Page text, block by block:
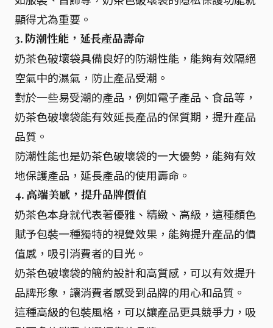
顯得尤為重要。
3. 防潮性能，延長產品壽命
奶茶色破壞袋具備良好的防潮性能，能夠有效隔絕
空氣中的濕氣，防止產品受潮。
對於一些易受潮的產品，例如電子產品、食品等，
奶茶色破壞袋能有效延長產品的保質期，提升產品
品質。
防潮性能也是奶茶色破壞袋的一大優勢，能夠有效
地保護產品，延長產品的使用壽命。
4. 高端美感，提升品牌價值
奶茶色本身就代表著優雅、精緻、高級，這種顏色
賦予包裝一種獨特的視覺效果，能夠提升產品的價
值感，吸引消費者的目光。
奶茶色破壞袋的簡約設計和高質感，可以有效提升
品牌形象，讓消費者感受到品牌的用心和品質。
這種高級的包裝風格，可以讓產品更具競爭力，吸